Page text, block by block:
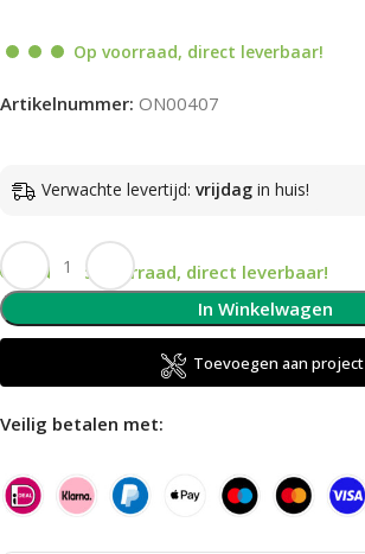
Op voorraad, direct leverbaar!
Artikelnummer: ON00407
Verwachte levertijd: vrijdag in huis!
Op voorraad, direct leverbaar!
In Winkelwagen
Toevoegen aan project
Veilig betalen met: